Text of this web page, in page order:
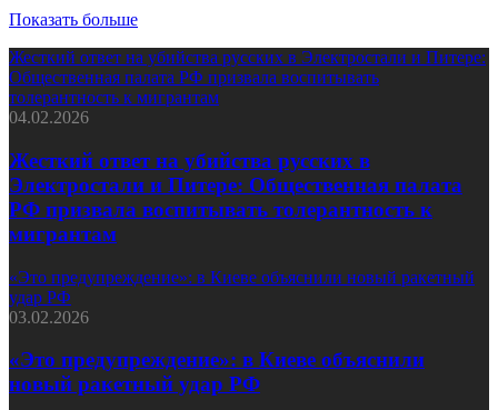
Показать больше
Жесткий ответ на убийства русских в Электростали и Питере:
Общественная палата РФ призвала воспитывать
толерантность к мигрантам
04.02.2026
Жесткий ответ на убийства русских в
Электростали и Питере: Общественная палата
РФ призвала воспитывать толерантность к
мигрантам
«Это предупреждение»: в Киеве объяснили новый ракетный
удар РФ
03.02.2026
«Это предупреждение»: в Киеве объяснили
новый ракетный удар РФ